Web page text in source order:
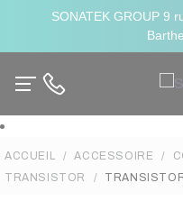
SONATEK GROUP 9
ACCUEIL ACCESSOIRE
TRANSISTOR